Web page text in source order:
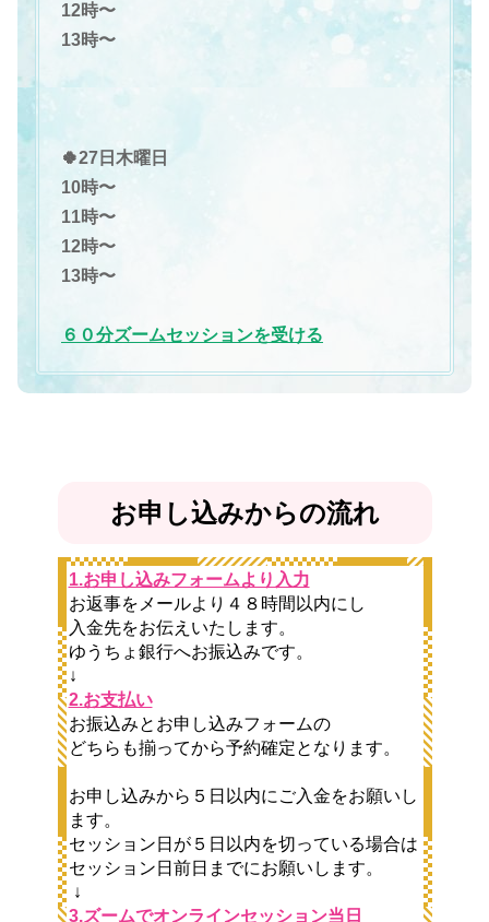
12時〜
13時〜
🍀27日木曜日
10時〜
11時〜
12時〜
13時〜
６０分ズームセッションを受ける
お申し込みからの流れ
1.お申し込みフォームより入力
お返事をメールより４８時間以内にし
入金先をお伝えいたします。
ゆうちょ銀行へお振込みです。
↓
2.お支払い
お振込みとお申し込みフォームの
どちらも揃ってから予約確定となります。
お申し込みから５日以内にご入金をお願いし
ます。
セッション日が５日以内を切っている場合は
セッション日前日までにお願いします。
↓
3.ズームでオンラインセッション当日